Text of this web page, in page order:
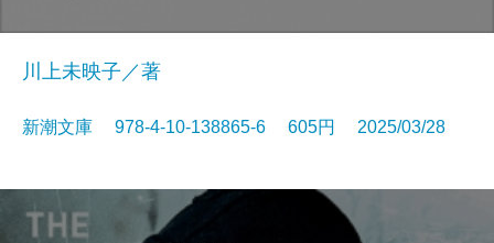
川上未映子／著
新潮文庫 978-4-10-138865-6 605円 2025/03/28